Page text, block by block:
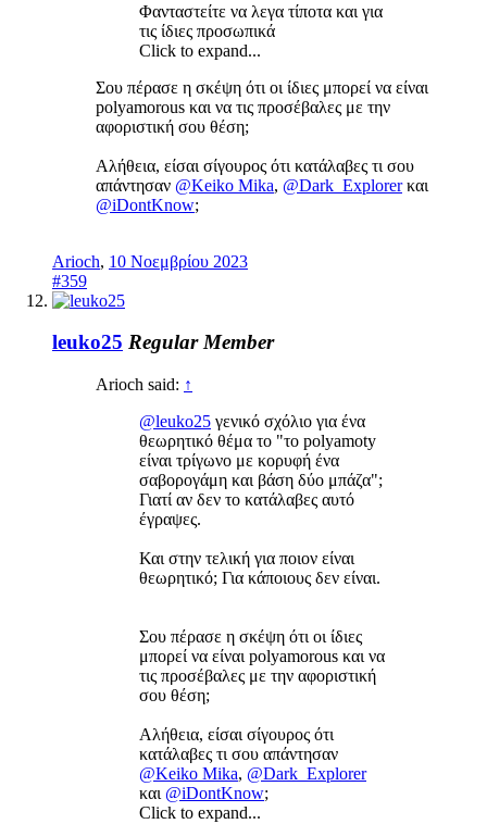
Φανταστείτε να λεγα τίποτα και για
τις ίδιες προσωπικά
Click to expand...
Σου πέρασε η σκέψη ότι οι ίδιες μπορεί να είναι
polyamorous και να τις προσέβαλες με την
αφοριστική σου θέση;
Αλήθεια, είσαι σίγουρος ότι κατάλαβες τι σου
απάντησαν @Keiko Mika, @Dark_Explorerκαι
@iDontKnow;
Arioch, 10 Νοεμβρίου 2023
#359
leuko25 Regular Member
Arioch said: ↑
@leuko25 γενικό σχόλιο για ένα
θεωρητικό θέμα το "το polyamoty
είναι τρίγωνο με κορυφή ένα
σαβορογάμη και βάση δύο μπάζα";
Γιατί αν δεν το κατάλαβες αυτό
έγραψες.
Και στην τελική για ποιον είναι
θεωρητικό; Για κάποιους δεν είναι.
Σου πέρασε η σκέψη ότι οι ίδιες
μπορεί να είναι polyamorous και να
τις προσέβαλες με την αφοριστική
σου θέση;
Αλήθεια, είσαι σίγουρος ότι
κατάλαβες τι σου απάντησαν
@Keiko Mika, @Dark_Explorer
και @iDontKnow;
Click to expand...